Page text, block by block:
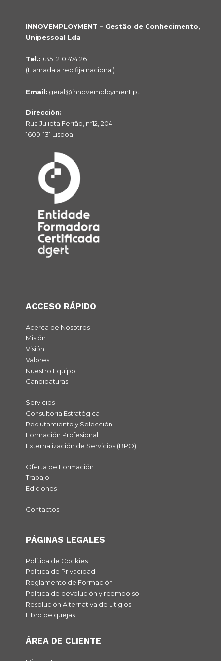
INNOVEMPLOYMENT – Gestão de Conhecimento,
Unipessoal Lda
Tel.: +351 210 474 261
(Llamada a red fija nacional)
Email: geral@innovemployment.pt
Dirección:
Rua Julieta Ferrão, nº12, 204
1600-131 Lisboa
ACCESO RÁPIDO
Acerca de Nosotros
Misión
Visión
Valores
Nuestro Equipo
Candidaturas
Servicios
Consultoria Estratégica
Reclutamiento y Selección
Formación Profesional
Externalización de Servicios (BPO)
Oferta de Formación
Trabajo
Ediciones
Contactos
PÁGINAS LEGALES
Política de Cookies
Política de Privacidad
Reglamento de Formación
Política de devolución y reembolso
Resolución Alternativa de Litigios
Libro de quejas
ÁREA DE CLIENTE